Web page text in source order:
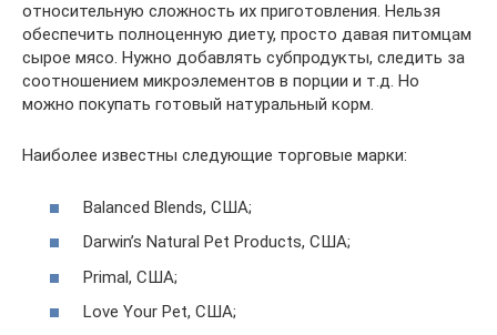
относительную сложность их приготовления. Нельзя
обеспечить полноценную диету, просто давая питомцам
сырое мясо. Нужно добавлять субпродукты, следить за
соотношением микроэлементов в порции и т.д. Но
можно покупать готовый натуральный корм.
Наиболее известны следующие торговые марки:
Balanced Blends, США;
Darwin’s Natural Pet Products, США;
Primal, США;
Love Your Pet, США;